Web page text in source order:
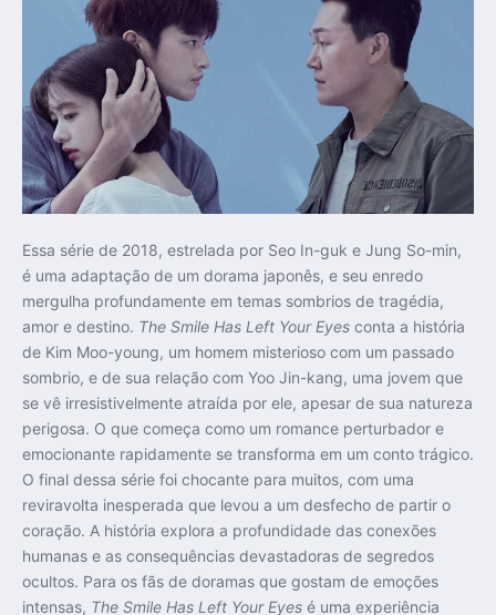
Essa série de 2018, estrelada por Seo In-guk e Jung So-min,
é uma adaptação de um dorama japonês, e seu enredo
mergulha profundamente em temas sombrios de tragédia,
amor e destino. The Smile Has Left Your Eyes conta a história
de Kim Moo-young, um homem misterioso com um passado
sombrio, e de sua relação com Yoo Jin-kang, uma jovem que
se vê irresistivelmente atraída por ele, apesar de sua natureza
perigosa. O que começa como um romance perturbador e
emocionante rapidamente se transforma em um conto trágico.
O final dessa série foi chocante para muitos, com uma
reviravolta inesperada que levou a um desfecho de partir o
coração. A história explora a profundidade das conexões
humanas e as consequências devastadoras de segredos
ocultos. Para os fãs de doramas que gostam de emoções
intensas, The Smile Has Left Your Eyes é uma experiência